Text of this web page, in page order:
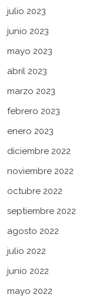
julio 2023
junio 2023
mayo 2023
abril 2023
marzo 2023
febrero 2023
enero 2023
diciembre 2022
noviembre 2022
octubre 2022
septiembre 2022
agosto 2022
julio 2022
junio 2022
mayo 2022